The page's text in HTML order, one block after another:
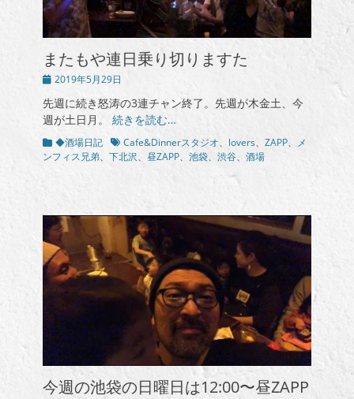
またもや連日乗り切りますた
投
日
2019年5月29日
先週に続き怒涛の3連チャン終了。先週が木金土、今
週が土日月。 続きを読む…
カ
テ
◆酒場日記 タ
グ
Cafe&Dinnerスタジオ、 lovers、 ZAPP、
メ
ンフィス兄弟、 下北沢、 昼ZAPP、 池袋、 渋谷、 酒場
今週の池袋の日曜日は12:00〜昼ZAPP